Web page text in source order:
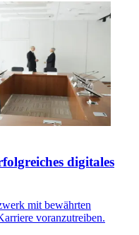
digitales
mit bewährten
voranzutreiben.